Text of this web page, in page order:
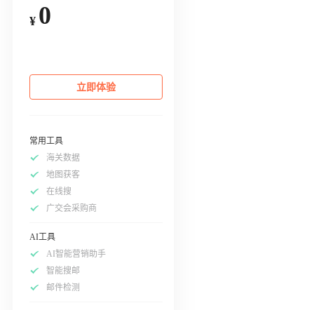
¥ 0
立即体验
常用工具
海关数据
地图获客
在线搜
广交会采购商
AI工具
AI智能营销助手
智能搜邮
邮件检测